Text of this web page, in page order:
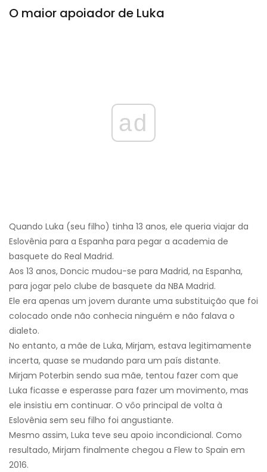
O maior apoiador de Luka
ad
Quando Luka (seu filho) tinha 13 anos, ele queria viajar da
Eslovênia para a Espanha para pegar a academia de
basquete do Real Madrid.
Aos 13 anos, Doncic mudou-se para Madrid, na Espanha,
para jogar pelo clube de basquete da NBA Madrid.
Ele era apenas um jovem durante uma substituição que foi
colocado onde não conhecia ninguém e não falava o
dialeto.
No entanto, a mãe de Luka, Mirjam, estava legitimamente
incerta, quase se mudando para um país distante.
Mirjam Poterbin sendo sua mãe, tentou fazer com que
Luka ficasse e esperasse para fazer um movimento, mas
ele insistiu em continuar. O vôo principal de volta à
Eslovênia sem seu filho foi angustiante.
Mesmo assim, Luka teve seu apoio incondicional. Como
resultado, Mirjam finalmente chegou a Flew to Spain em
2016.